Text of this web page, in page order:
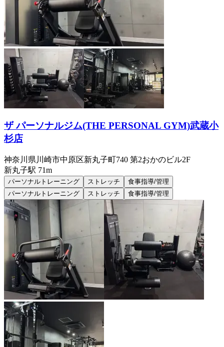
ザ パーソナルジム(THE PERSONAL GYM)武蔵小
杉店
神奈川県川崎市中原区新丸子町740 第2おかのビル2F
新丸子駅 71m
パーソナルトレーニング ストレッチ
食事指導/管理
パーソナルトレーニング
ストレッチ 食事指導/管理